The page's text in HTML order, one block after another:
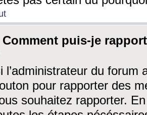
Comment puis-je
l’administrateur du forum
pour rapporter des
souhaitez rapporter.